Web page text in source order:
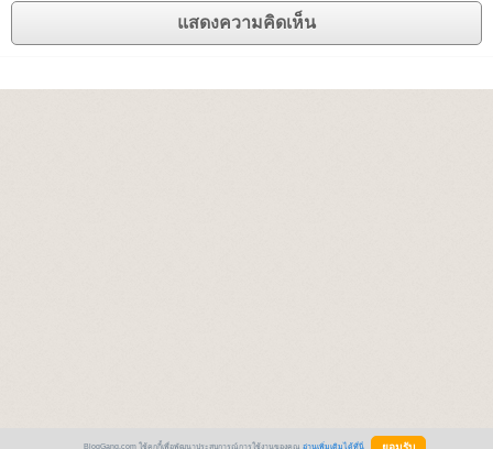
BlogGang.com ใช้คุกกี้เพื่อพัฒนาประสบการณ์การใช้งานของคุณ อ่านเพิ่มเติมได้ที่นี่